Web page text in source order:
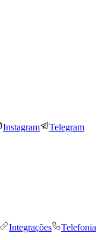
Instagram Telegram
Integrações
Telefonia